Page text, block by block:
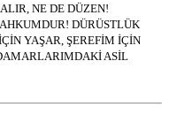
NE DE DÜZEN!
DÜRÜSTLÜK
YAŞAR, ŞEREFİM İÇİN
ASİL